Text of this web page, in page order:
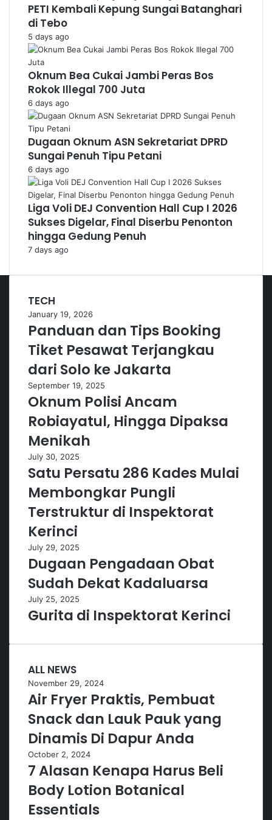
PETI Kembali Kepung Sungai Batanghari
di Tebo
5 days ago
Oknum Bea Cukai Jambi Peras Bos
Rokok Illegal 700 Juta
6 days ago
Dugaan Oknum ASN Sekretariat DPRD
Sungai Penuh Tipu Petani
6 days ago
Liga Voli DEJ Convention Hall Cup I 2026
Sukses Digelar, Final Diserbu Penonton
hingga Gedung Penuh
7 days ago
TECH
January 19, 2026
Panduan dan Tips Booking
Tiket Pesawat Terjangkau
dari Solo ke Jakarta
September 19, 2025
Oknum Polisi Ancam
Robiayatul, Hingga Dipaksa
Menikah
July 30, 2025
Satu Persatu 286 Kades Mulai
Membongkar Pungli
Terstruktur di Inspektorat
Kerinci
July 29, 2025
Dugaan Pengadaan Obat
Sudah Dekat Kadaluarsa
July 25, 2025
Gurita di Inspektorat Kerinci
ALL NEWS
November 29, 2024
Air Fryer Praktis, Pembuat
Snack dan Lauk Pauk yang
Dinamis Di Dapur Anda
October 2, 2024
7 Alasan Kenapa Harus Beli
Body Lotion Botanical
Essentials